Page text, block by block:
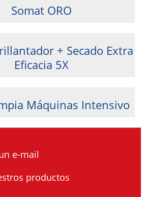
Somat ORO
+ Secado Extra
Eficacia 5X
Máquinas Intensivo
e-mail
productos